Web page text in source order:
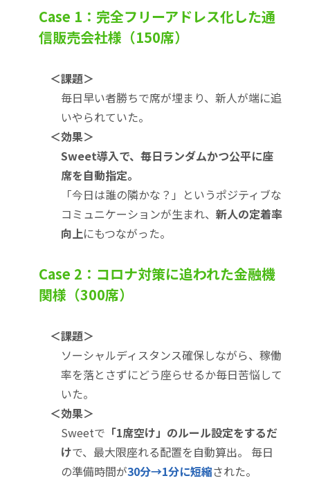
Case 1：完全フリーアドレス化した通
信販売会社様（150席）
＜課題＞
毎日早い者勝ちで席が埋まり、新人が端に追
いやられていた。
＜効果＞
Sweet導入で、毎日ランダムかつ公平に座
席を自動指定。
「今日は誰の隣かな？」というポジティブな
コミュニケーションが生まれ、 新人の定着率
向上にもつながった。
Case 2：コロナ対策に追われた金融機
関様（300席）
＜課題＞
ソーシャルディスタンス確保しながら、稼働
率を落とさずにどう座らせるか毎日苦悩して
いた。
＜効果＞
Sweetで 「1席空け」のルール設定をするだ
けで、最大限座れる配置を自動算出。 毎日
の準備時間が30分→1分に短縮された。